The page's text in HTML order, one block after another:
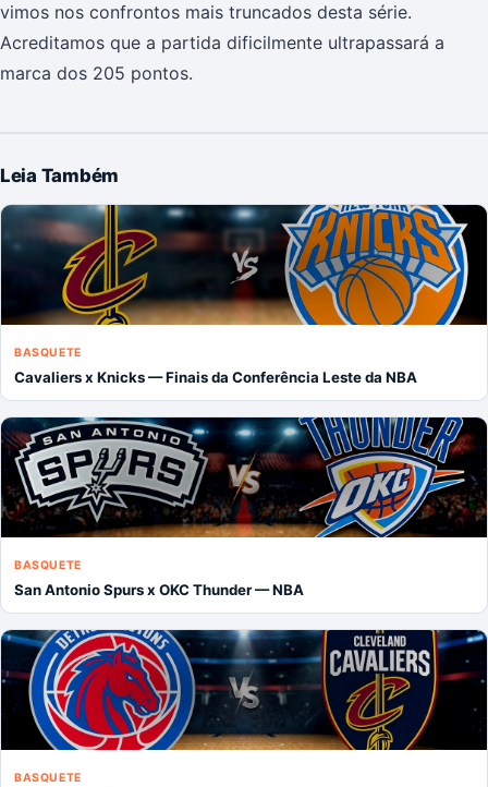
vimos nos confrontos mais truncados desta série.
Acreditamos que a partida dificilmente ultrapassará a
marca dos 205 pontos.
Leia Também
BASQUETE
Cavaliers x Knicks — Finais da Conferência Leste da NBA
BASQUETE
San Antonio Spurs x OKC Thunder — NBA
BASQUETE